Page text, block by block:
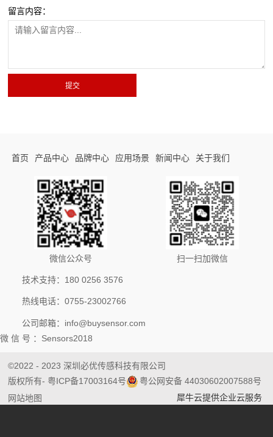
留言内容：
首页 产品中心 品牌中心 应用场景 新闻中心 关于我们
微信公众号 扫一扫加微信
技术支持：180 0256 3576
热线电话：0755-23002766
公司邮箱：info@buysensor.com
微 信 号 ：Sensors2018
©2022 - 2023 深圳必优传感科技有限公司
版权所有- 粤ICP备17003164号
粤公网安备 44030602007588号
网站地图
犀牛云提供企业云服务